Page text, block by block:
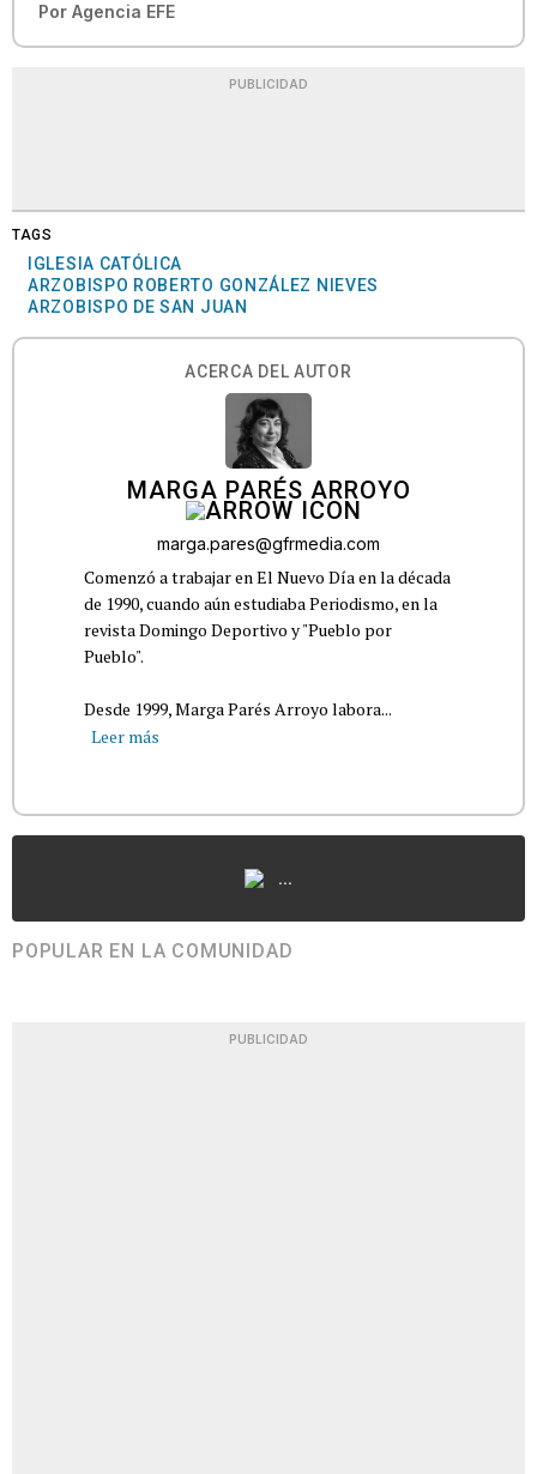
Por Agencia EFE
PUBLICIDAD
TAGS
IGLESIA CATÓLICA
ARZOBISPO ROBERTO GONZÁLEZ NIEVES
ARZOBISPO DE SAN JUAN
ACERCA DEL AUTOR
MARGA PARÉS ARROYO
marga.pares@gfrmedia.com
Comenzó a trabajar en El Nuevo Día en la década
de 1990, cuando aún estudiaba Periodismo, en la
revista Domingo Deportivo y "Pueblo por
Pueblo".
Desde 1999, Marga Parés Arroyo labora...
Leer más
...
POPULAR EN LA COMUNIDAD
PUBLICIDAD